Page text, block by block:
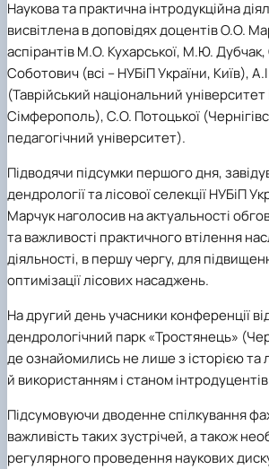
Наукова та практична інтродукційна
висвітлена в доповідях доцентів О.О.
аспірантів М.О. Кухарської, М.Ю.
Соботович (всі – НУБіП України, Київ),
(Таврійський національний
Сімферополь), С.О. Потоцької
педагогічний університет).
Підводячи підсумки першого дня,
дендрології та лісової селекції НУБіП
Марчук наголосив на актуальності
та важливості практичного втілення
діяльності, в першу чергу, для
оптимізації лісових насаджень.
На другий день учасники конференції
дендрологічний парк «Тростянець»
де ознайомились не лише з історією
й використанням і станом
Підсумовуючи дводенне спілкування
важливість таких зустрічей, а також
регулярного проведення наукових